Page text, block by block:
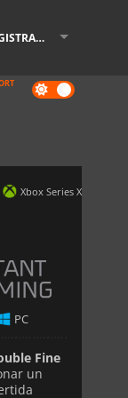
INICIAR SESIÓN O REGISTRARSE
Dark
mode
Xbox Series X
PC
Fine
un